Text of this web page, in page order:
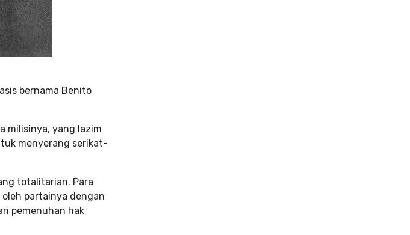
bernama Benito
milisinya, yang lazim
menyerang serikat-
totalitarian. Para
partainya dengan
pemenuhan hak